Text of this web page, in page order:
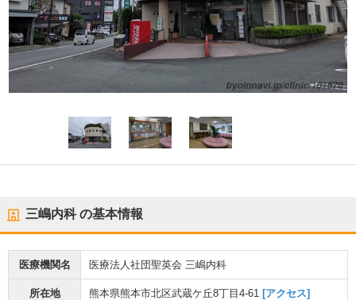
三嶋内科の基本情報
医療機関名 医療法人社団聖英会 三嶋内科
所在地 熊本県熊本市北区武蔵ケ丘8丁目4-61 [アクセス]